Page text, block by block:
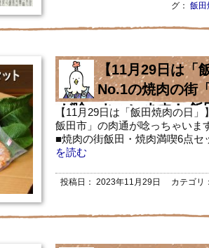
グ： 飯田
【11月29日は「
No.1の焼肉の街
が唸っちゃいます！
！
【11月29日は「飯田焼肉の日
飯田市」の肉通が唸っちゃいま
■焼肉の街飯田・焼肉満喫6点セ
を読む
投稿日： 2023年11月29日 カテゴリ